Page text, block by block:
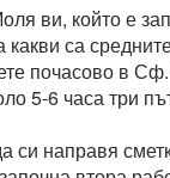
ви, който е
какви са
почасово в
5-6 часа три
си направя